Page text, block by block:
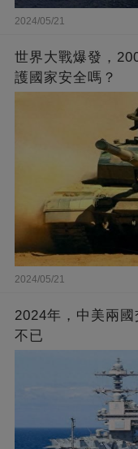
2024/05/21
世界大戰爆發，
護國家安全嗎？
2024/05/21
2024年，中美兩
不已